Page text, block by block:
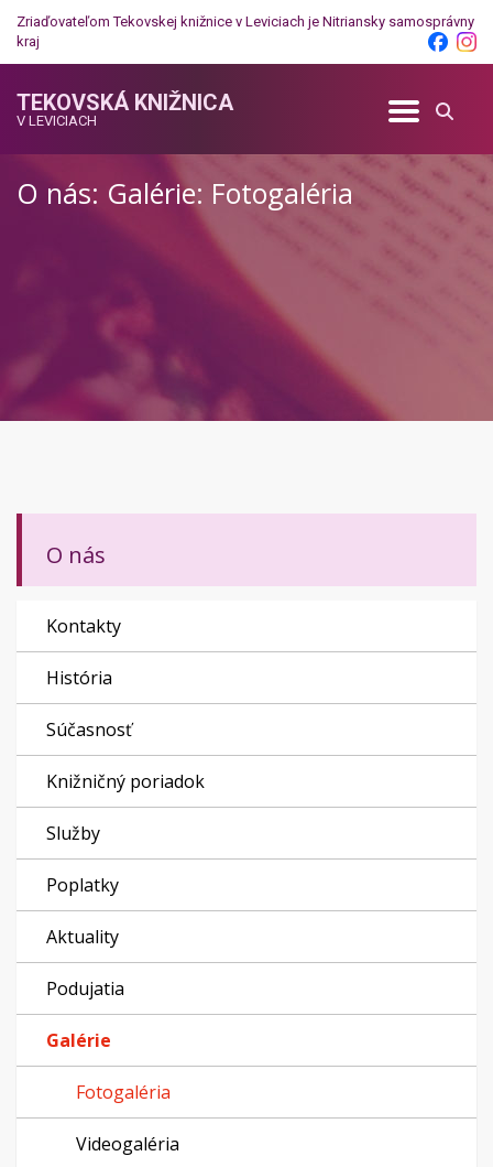
Zriaďovateľom Tekovskej knižnice v Leviciach je Nitriansky samosprávny
kraj
TEKOVSKÁ KNIŽNICA
V LEVICIACH
O nás: Galérie: Fotogaléria
O nás
Kontakty
História
Súčasnosť
Knižničný poriadok
Služby
Poplatky
Aktuality
Podujatia
Galérie
Fotogaléria
Videogaléria